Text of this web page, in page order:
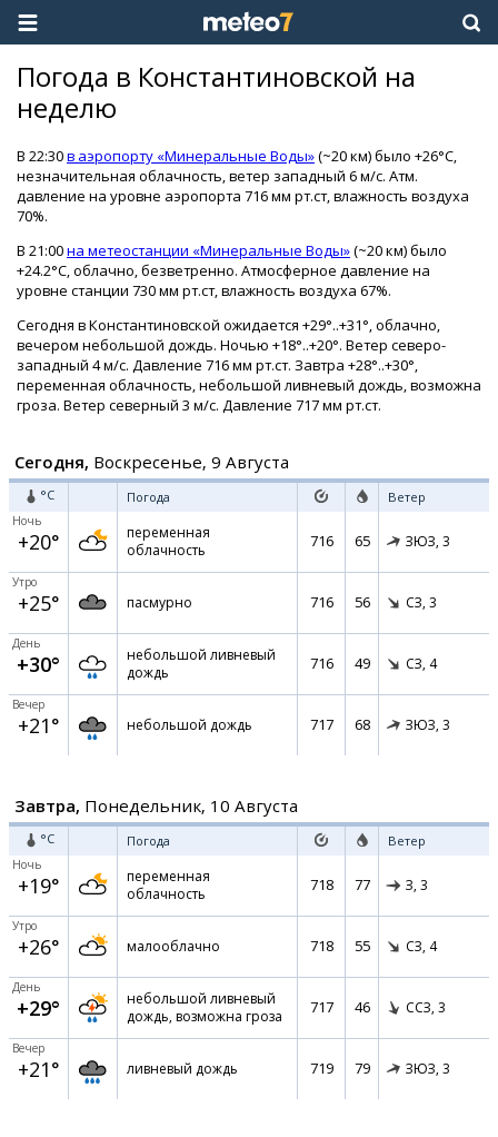
Погода в Константиновской на
неделю
В 22:30в аэропорту «Минеральные Воды»(~20 км) было +26°C,
незначительная облачность, ветер западный 6 м/с. Атм.
давление на уровне аэропорта 716 мм рт.ст, влажность воздуха
70%.
В 21:00на метеостанции «Минеральные Воды»(~20 км) было
+24.2°C, облачно, безветренно. Атмосферное давление на
уровне станции 730 мм рт.ст, влажность воздуха 67%.
Сегодня в Константиновской ожидается +29°..+31°, облачно,
вечером небольшой дождь. Ночью +18°..+20°. Ветер северо-
западный 4 м/с. Давление 716 мм рт.ст. Завтра +28°..+30°,
переменная облачность, небольшой ливневый дождь, возможна
гроза. Ветер северный 3 м/с. Давление 717 мм рт.ст.
Сегодня, Воскресенье, 9 Августа
°C Погода Ветер
Ночь
+20°
переменная
облачность
716 65 ЗЮЗ, 3
Утро
+25° пасмурно 716 56 СЗ, 3
День
+30°
небольшой ливневый
дождь
716 49 СЗ, 4
Вечер
+21° небольшой дождь 717 68 ЗЮЗ, 3
Завтра, Понедельник, 10 Августа
°C Погода Ветер
Ночь
+19°
переменная
облачность
718 77 З, 3
Утро
+26° малооблачно 718 55 СЗ, 4
День
+29°
небольшой ливневый
дождь, возможна гроза
717 46 ССЗ, 3
Вечер
+21° ливневый дождь 719 79 ЗЮЗ, 3